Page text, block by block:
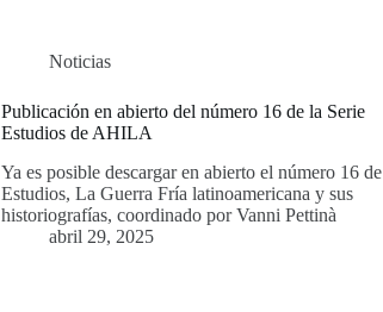
Noticias
Publicación en abierto del número 16 de la Serie
Estudios de AHILA
Ya es posible descargar en abierto el número 16 de
Estudios, La Guerra Fría latinoamericana y sus
historiografías, coordinado por Vanni Pettinà
abril 29, 2025